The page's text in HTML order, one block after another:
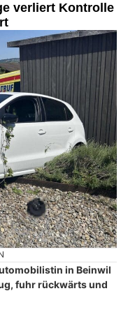
verliert Kontrolle
in Beinwil
fuhr rückwärts und